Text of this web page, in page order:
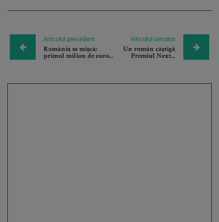
Articolul precedent
România se mișcă:
primul milion de euro...
Articolul urmator
Un român câștigă
Premiul Next...